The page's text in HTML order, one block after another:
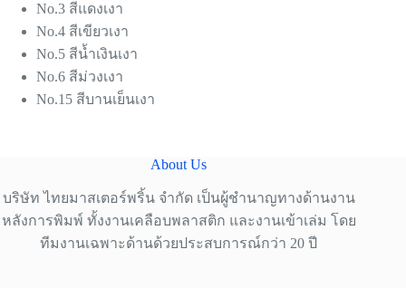
No.3 สีแดงเงา
No.4 สีเขียวเงา
No.5 สีน้ำเงินเงา
No.6 สีม่วงเงา
No.15 สีบานเย็นเงา
About Us
บริษัท ไทยมาสเตอร์พริ้น จำกัด เป็นผู้ชำนาญทางด้านงาน
หลังการพิมพ์ ทั้งงานเคลือบพลาสติก และงานเข้าเล่ม โดย
ทีมงานเฉพาะด้านด้วยประสบการณ์กว่า 20 ปี